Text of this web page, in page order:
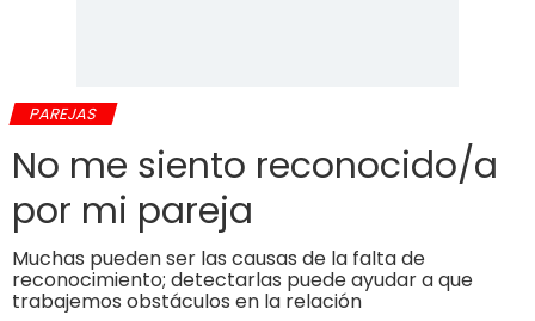
PAREJAS
No me siento reconocido/a
por mi pareja
Muchas pueden ser las causas de la falta de
reconocimiento; detectarlas puede ayudar a que
trabajemos obstáculos en la relación